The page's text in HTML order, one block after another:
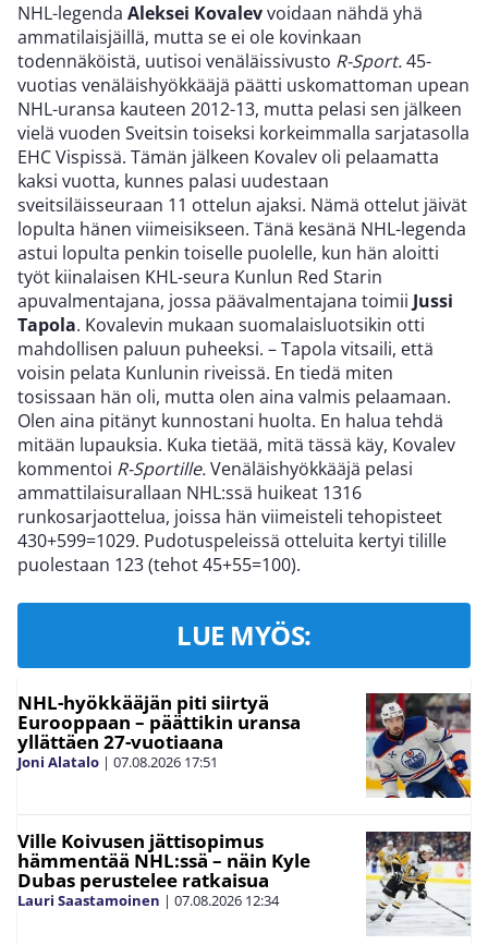
NHL-legenda Aleksei Kovalevvoidaan nähdä yhä
ammatilaisjäillä, mutta se ei ole kovinkaan
todennäköistä, uutisoi venäläissivusto R-Sport.45-
vuotias venäläishyökkääjä päätti uskomattoman upean
NHL-uransa kauteen 2012-13, mutta pelasi sen jälkeen
vielä vuoden Sveitsin toiseksi korkeimmalla sarjatasolla
EHC Vispissä. Tämän jälkeen Kovalev oli pelaamatta
kaksi vuotta, kunnes palasi uudestaan
sveitsiläisseuraan 11 ottelun ajaksi. Nämä ottelut jäivät
lopulta hänen viimeisikseen. Tänä kesänä NHL-legenda
astui lopulta penkin toiselle puolelle, kun hän aloitti
työt kiinalaisen KHL-seura Kunlun Red Starin
apuvalmentajana, jossa päävalmentajana toimii Jussi
Tapola. Kovalevin mukaan suomalaisluotsikin otti
mahdollisen paluun puheeksi. – Tapola vitsaili, että
voisin pelata Kunlunin riveissä. En tiedä miten
tosissaan hän oli, mutta olen aina valmis pelaamaan.
Olen aina pitänyt kunnostani huolta. En halua tehdä
mitään lupauksia. Kuka tietää, mitä tässä käy, Kovalev
kommentoi R-Sportille.Venäläishyökkääjä pelasi
ammattilaisurallaan NHL:ssä huikeat 1316
runkosarjaottelua, joissa hän viimeisteli tehopisteet
430+599=1029. Pudotuspeleissä otteluita kertyi tilille
puolestaan 123 (tehot 45+55=100).
LUE MYÖS:
NHL-hyökkääjän piti siirtyä
Eurooppaan – päättikin uransa
yllättäen 27-vuotiaana
Joni Alatalo | 07.08.2026 17:51
Ville Koivusen jättisopimus
hämmentää NHL:ssä – näin Kyle
Dubas perustelee ratkaisua
Lauri Saastamoinen | 07.08.2026 12:34